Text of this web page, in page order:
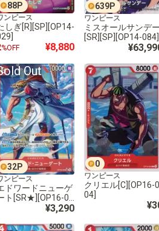
88P
ンピース
しぎ[R][SP][OP14-
%OFF ¥8,880
639P
ワンピース
ミスオールサンデー
[SR][SP][OP14-084]
Out
32P
ンピース
ドワードニューゲ
ト[SR★][OP16-00
¥3,290
0
ワンピース
クリエル[C][OP16-0
04]